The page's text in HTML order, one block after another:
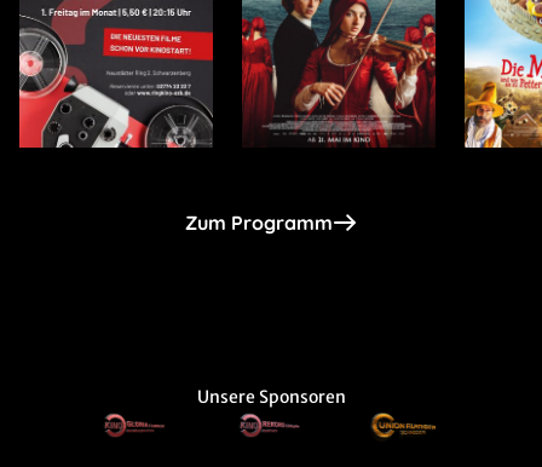
Zum Programm
Unsere Sponsoren